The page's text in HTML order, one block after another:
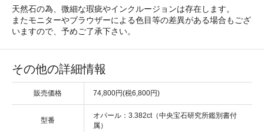
天然石の為、微細な瑕疵やインクルージョンは存在します。
またモニターやブラウザーによる色目等の差異がある場合もござ
いますので、予めご了承下さい。
その他の詳細情報
販売価格 74,800円(税6,800円)
型番
オパール：3.382ct（中央宝石研究所鑑別書付
属）